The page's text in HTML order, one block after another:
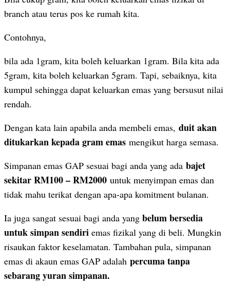
branch atau terus pos ke rumah kita.
Contohnya,
bila ada 1gram, kita boleh keluarkan 1gram. Bila kita ada
5gram, kita boleh keluarkan 5gram. Tapi, sebaiknya, kita
kumpul sehingga dapat keluarkan emas yang bersusut nilai
rendah.
Dengan kata lain apabila anda membeli emas, duit akan
ditukarkan kepada gram emas mengikut harga semasa.
Simpanan emas GAP sesuai bagi anda yang ada bajet
sekitar RM100 – RM2000 untuk menyimpan emas dan
tidak mahu terikat dengan apa-apa komitment bulanan.
Ia juga sangat sesuai bagi anda yang belum bersedia
untuk simpan sendiri emas fizikal yang di beli. Mungkin
risaukan faktor keselamatan. Tambahan pula, simpanan
emas di akaun emas GAP adalah percuma tanpa
sebarang yuran simpanan.